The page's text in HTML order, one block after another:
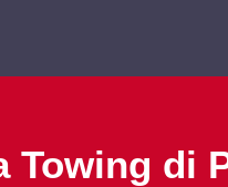
Towing di